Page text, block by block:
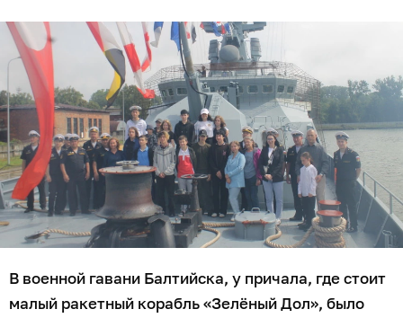
В военной гавани Балтийска, у причала, где стоит
малый ракетный корабль «Зелёный Дол», было